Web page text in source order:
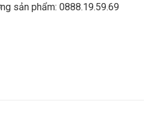
sản phẩm: 0888.19.59.69